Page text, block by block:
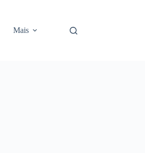
Mais